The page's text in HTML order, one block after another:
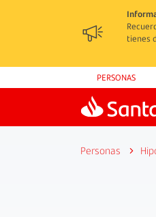
tienes
PERSONAS
Personas